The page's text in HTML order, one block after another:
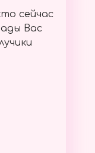
сейчас
Вас